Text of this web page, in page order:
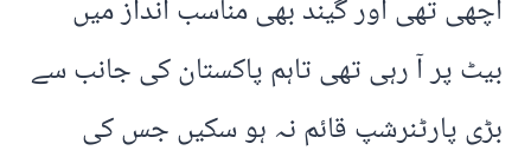
اچھی تھی اور گیند بھی مناسب انداز میں
بیٹ پر آ رہی تھی تاہم پاکستان کی جانب سے
بڑی پارٹنرشپ قائم نہ ہو سکیں جس کی